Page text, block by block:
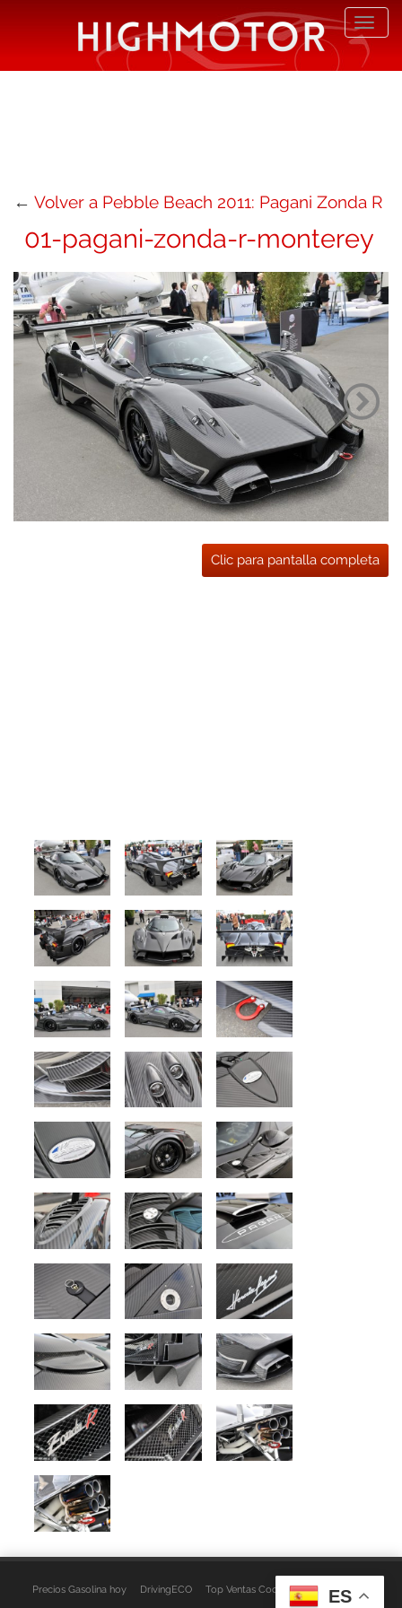
← Volver a Pebble Beach 2011: Pagani Zonda R
01-pagani-zonda-r-monterey
Clic para pantalla completa
Precios Gasolina hoy DrivingECO Top Ventas Coches EspacioFurgo
ES